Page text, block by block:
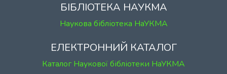
БІБЛІОТЕКА НАУКМА
Наукова бібліотека НаУКМА
ЕЛЕКТРОННИЙ КАТАЛОГ
Каталог Наукової бібліотеки НаУКМА